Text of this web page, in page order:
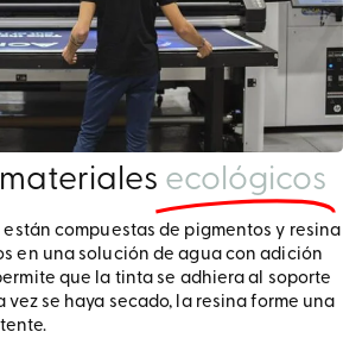
ecológicos
compuestas de pigmentos y resina
en una solución de agua con adición
que la tinta se adhiera al soporte
vez se haya secado, la resina forme una